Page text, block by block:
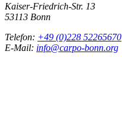
Kaiser-Friedrich-Str. 13
53113 Bonn
Telefon: +49 (0)228 52265670
E-Mail: info@carpo-bonn.org